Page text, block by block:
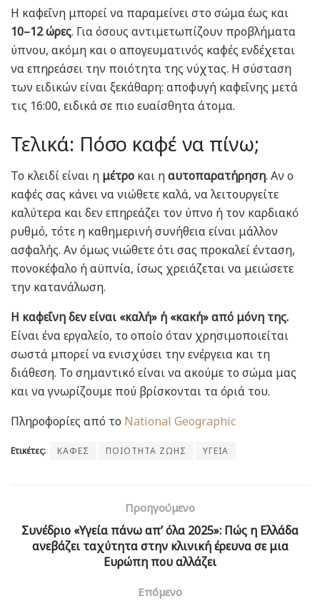
Η καφεΐνη μπορεί να παραμείνει στο σώμα έως και
10–12 ώρες. Για όσους αντιμετωπίζουν προβλήματα
ύπνου, ακόμη και ο απογευματινός καφές ενδέχεται
να επηρεάσει την ποιότητα της νύχτας. Η σύσταση
των ειδικών είναι ξεκάθαρη: αποφυγή καφεΐνης μετά
τις 16:00, ειδικά σε πιο ευαίσθητα άτομα.
Τελικά: Πόσο καφέ να πίνω;
Το κλειδί είναι η μέτρο και ηαυτοπαρατήρηση. Αν ο
καφές σας κάνει να νιώθετε καλά, να λειτουργείτε
καλύτερα και δεν επηρεάζει τον ύπνο ή τον καρδιακό
ρυθμό, τότε η καθημερινή συνήθεια είναι μάλλον
ασφαλής. Αν όμως νιώθετε ότι σας προκαλεί ένταση,
πονοκέφαλο ή αϋπνία, ίσως χρειάζεται να μειώσετε
την κατανάλωση.
Η καφεΐνη δεν είναι «καλή» ή «κακή» από μόνη της.
Είναι ένα εργαλείο, το οποίο όταν χρησιμοποιείται
σωστά μπορεί να ενισχύσει την ενέργεια και τη
διάθεση. Το σημαντικό είναι να ακούμε το σώμα μας
και να γνωρίζουμε πού βρίσκονται τα όριά του.
Πληροφορίες από το National Geographic
Ετικέτες: ΚΑΦΕΣ ΠΟΙΟΤΗΤΑ ΖΩΗΣ ΥΓΕΙΑ
Προηγούμενο
Συνέδριο «Υγεία πάνω απ’ όλα 2025»: Πώς η Ελλάδα
ανεβάζει ταχύτητα στην κλινική έρευνα σε μια
Ευρώπη που αλλάζει
Επόμενο